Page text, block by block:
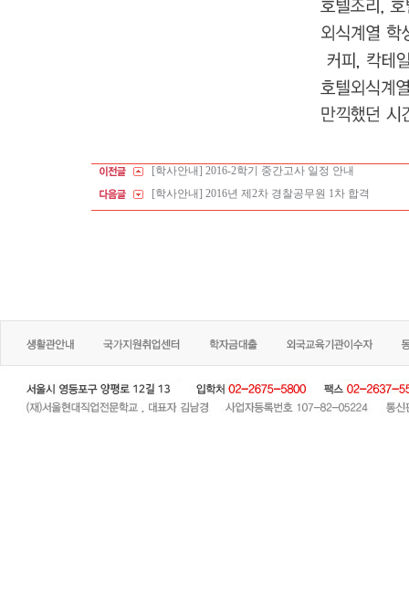
[학사안내] 2016-2학기 중간고사 일정 안내
[학사안내] 2016년 제2차 경찰공무원 1차 합격